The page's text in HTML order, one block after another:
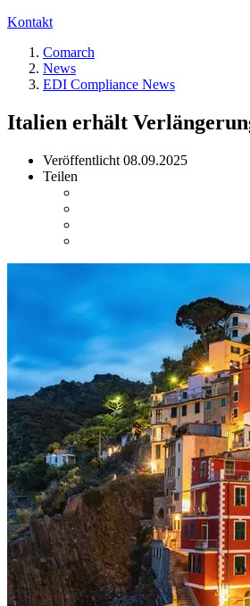
Kontakt
Comarch
News
EDI Compliance News
Italien erhält
Veröffentlicht 08.09.2025
Teilen